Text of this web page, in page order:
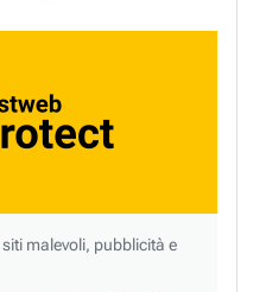
malevoli, pubblicità e